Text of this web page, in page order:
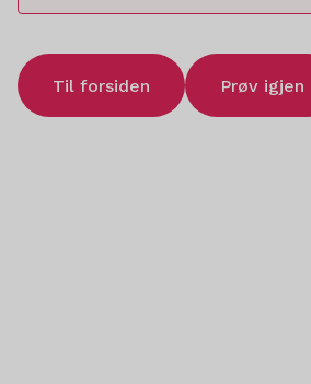
Til forsiden Prøv igjen